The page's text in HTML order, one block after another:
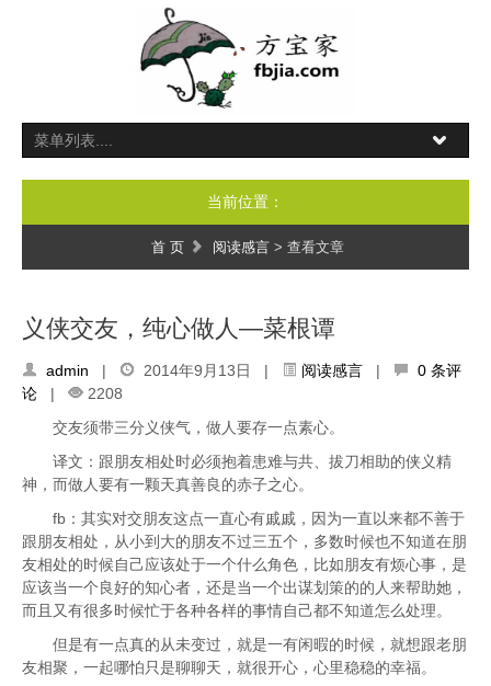
当前位置：
首 页 阅读感言> 查看文章
义侠交友，纯心做人—菜根谭
admin | 2014年9月13日 | 阅读感言 |
0 条评
论 |
2208
交友须带三分义侠气，做人要存一点素心。
译文：跟朋友相处时必须抱着患难与共、拔刀相助的侠义精
神，而做人要有一颗天真善良的赤子之心。
fb：其实对交朋友这点一直心有戚戚，因为一直以来都不善于
跟朋友相处，从小到大的朋友不过三五个，多数时候也不知道在朋
友相处的时候自己应该处于一个什么角色，比如朋友有烦心事，是
应该当一个良好的知心者，还是当一个出谋划策的的人来帮助她，
而且又有很多时候忙于各种各样的事情自己都不知道怎么处理。
但是有一点真的从未变过，就是一有闲暇的时候，就想跟老朋
友相聚，一起哪怕只是聊聊天，就很开心，心里稳稳的幸福。